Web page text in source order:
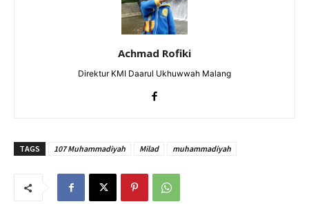
Achmad Rofiki
Direktur KMI Daarul Ukhuwwah Malang
TAGS 107 Muhammadiyah Milad muhammadiyah